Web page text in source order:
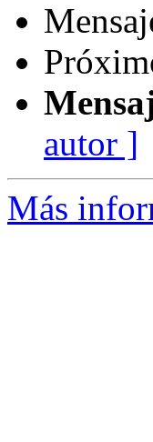
autor ]
Más